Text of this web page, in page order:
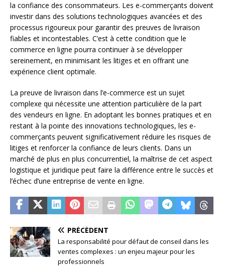
la confiance des consommateurs. Les e-commerçants doivent
investir dans des solutions technologiques avancées et des
processus rigoureux pour garantir des preuves de livraison
fiables et incontestables. C’est à cette condition que le
commerce en ligne pourra continuer à se développer
sereinement, en minimisant les litiges et en offrant une
expérience client optimale.
La preuve de livraison dans l’e-commerce est un sujet
complexe qui nécessite une attention particulière de la part
des vendeurs en ligne. En adoptant les bonnes pratiques et en
restant à la pointe des innovations technologiques, les e-
commerçants peuvent significativement réduire les risques de
litiges et renforcer la confiance de leurs clients. Dans un
marché de plus en plus concurrentiel, la maîtrise de cet aspect
logistique et juridique peut faire la différence entre le succès et
l’échec d’une entreprise de vente en ligne.
PRÉCÉDENT
La responsabilité pour défaut de conseil dans les
ventes complexes : un enjeu majeur pour les
professionnels